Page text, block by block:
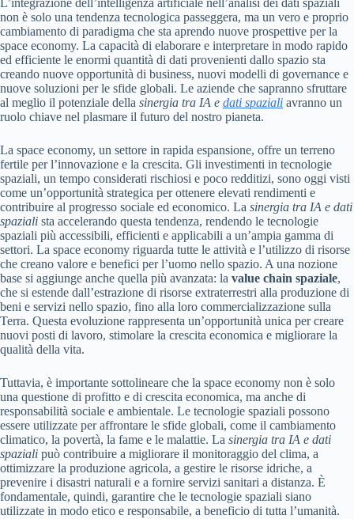
L’integrazione dell’intelligenza artificiale nell’analisi dei dati spaziali
non è solo una tendenza tecnologica passeggera, ma un vero e proprio
cambiamento di paradigma che sta aprendo nuove prospettive per la
space economy. La capacità di elaborare e interpretare in modo rapido
ed efficiente le enormi quantità di dati provenienti dallo spazio sta
creando nuove opportunità di business, nuovi modelli di governance e
nuove soluzioni per le sfide globali. Le aziende che sapranno sfruttare
al meglio il potenziale della sinergia tra IA e dati spaziali avranno un
ruolo chiave nel plasmare il futuro del nostro pianeta.
La space economy, un settore in rapida espansione, offre un terreno
fertile per l’innovazione e la crescita. Gli investimenti in tecnologie
spaziali, un tempo considerati rischiosi e poco redditizi, sono oggi visti
come un’opportunità strategica per ottenere elevati rendimenti e
contribuire al progresso sociale ed economico. La sinergia tra IA e dati
spaziali sta accelerando questa tendenza, rendendo le tecnologie
spaziali più accessibili, efficienti e applicabili a un’ampia gamma di
settori. La space economy riguarda tutte le attività e l’utilizzo di risorse
che creano valore e benefici per l’uomo nello spazio. A una nozione
base si aggiunge anche quella più avanzata: la value chain spaziale,
che si estende dall’estrazione di risorse extraterrestri alla produzione di
beni e servizi nello spazio, fino alla loro commercializzazione sulla
Terra. Questa evoluzione rappresenta un’opportunità unica per creare
nuovi posti di lavoro, stimolare la crescita economica e migliorare la
qualità della vita.
Tuttavia, è importante sottolineare che la space economy non è solo
una questione di profitto e di crescita economica, ma anche di
responsabilità sociale e ambientale. Le tecnologie spaziali possono
essere utilizzate per affrontare le sfide globali, come il cambiamento
climatico, la povertà, la fame e le malattie. La sinergia tra IA e dati
spaziali può contribuire a migliorare il monitoraggio del clima, a
ottimizzare la produzione agricola, a gestire le risorse idriche, a
prevenire i disastri naturali e a fornire servizi sanitari a distanza. È
fondamentale, quindi, garantire che le tecnologie spaziali siano
utilizzate in modo etico e responsabile, a beneficio di tutta l’umanità.